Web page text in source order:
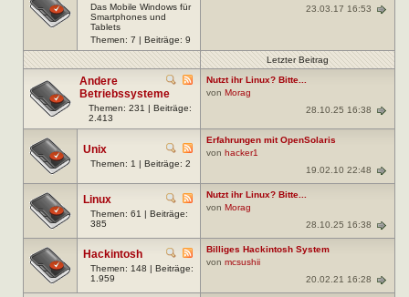
Das Mobile Windows für
Smartphones und
Tablets
Themen: 7 | Beiträge: 9
23.03.17 16:53
Letzter Beitrag
Andere
Betriebssysteme
Themen: 231 | Beiträge:
2.413
Nutzt ihr Linux? Bitte...
von Morag
28.10.25 16:38
Unix
Themen: 1 | Beiträge: 2
Erfahrungen mit OpenSolaris
von hacker1
19.02.10 22:48
Linux
Themen: 61 | Beiträge:
385
Nutzt ihr Linux? Bitte...
von Morag
28.10.25 16:38
Hackintosh
Themen: 148 | Beiträge:
1.959
Billiges Hackintosh System
von mcsushii
20.02.21 16:28